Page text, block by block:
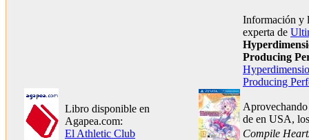
Libro disponible en
Agapea.com:
El Athletic Club
Información y
experta de
Producing
Producing
de en USA,
Compile